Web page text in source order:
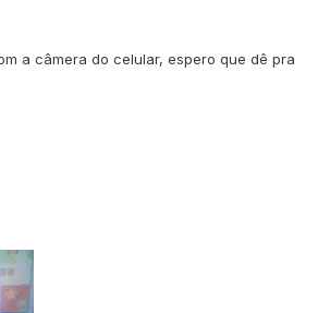
a câmera do celular, espero que dê pra